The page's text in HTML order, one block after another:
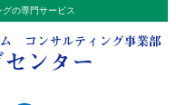
の専門サービス